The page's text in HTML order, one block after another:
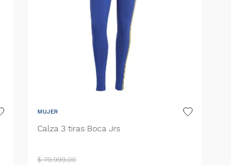
MUJER
Calza 3 tiras Boca Jrs
$ 79.999,00